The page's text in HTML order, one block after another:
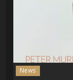
News